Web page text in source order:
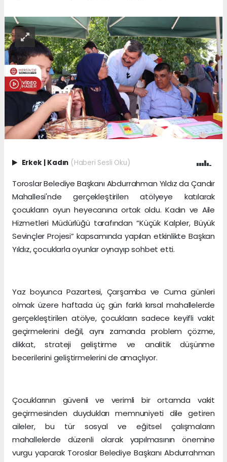
Erkek Kadın (Haberi Sesli Oku)
Toroslar Belediye Başkanı Abdurrahman Yıldız da Çandır
Mahallesi'nde gerçekleştirilen atölyeye katılarak
çocukların oyun heyecanına ortak oldu. Kadın ve Aile
Hizmetleri Müdürlüğü tarafından “Küçük Kalpler, Büyük
Sevinçler Projesi” kapsamında yapılan etkinlikte Başkan
Yıldız, çocuklarla oyunlar oynayıp sohbet etti.
Yaz boyunca Pazartesi, Çarşamba ve Cuma günleri
olmak üzere haftada üç gün farklı kırsal mahallelerde
gerçekleştirilen atölye, çocukların sadece keyifli vakit
geçirmelerini değil, aynı zamanda problem çözme,
dikkat, strateji geliştirme ve analitik düşünme
becerilerini geliştirmelerini de amaçlıyor.
Çocuklarının güvenli ve verimli bir ortamda vakit
geçirmesinden duydukları memnuniyeti dile getiren
aileler, bu tür sosyal ve eğitsel çalışmaların
mahallelerde düzenli olarak yapılmasının önemine
vurgu yaparak Toroslar Belediye Başkanı Abdurrahman